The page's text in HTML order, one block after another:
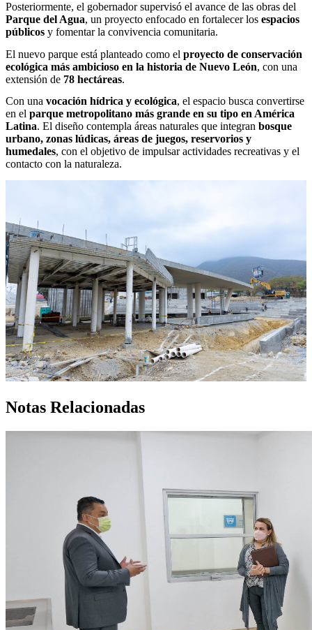
Posteriormente, el gobernador supervisó el avance de las obras del
Parque del Agua, un proyecto enfocado en fortalecer los espacios
públicos y fomentar la convivencia comunitaria.
El nuevo parque está planteado como el proyecto de conservación
ecológica más ambicioso en la historia de Nuevo León, con una
extensión de 78 hectáreas.
Con una vocación hídrica y ecológica, el espacio busca convertirse
en el parque metropolitano más grande en su tipo en América
Latina. El diseño contempla áreas naturales que integran bosque
urbano, zonas lúdicas, áreas de juegos, reservorios y
humedales, con el objetivo de impulsar actividades recreativas y el
contacto con la naturaleza.
Notas Relacionadas